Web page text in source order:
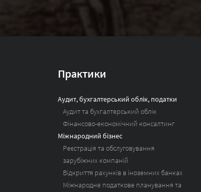
Практики
Аудит, бухгалтерський облік, податки
Аудит та бухгалтерський облік
Фінансово-економічний консалтинг
Міжнародний бізнес
Реєстрація та обслуговування
зарубіжних компаній
Відкриття рахунків в іноземних банках
Міжнародне податкове планування та